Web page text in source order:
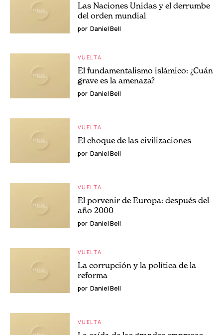
Las Naciones Unidas y el derrumbe
del orden mundial
por Daniel Bell
VUELTA
El fundamentalismo islámico: ¿Cuán
grave es la amenaza?
por Daniel Bell
VUELTA
El choque de las civilizaciones
por Daniel Bell
VUELTA
El porvenir de Europa: después del
año 2000
por Daniel Bell
VUELTA
La corrupción y la política de la
reforma
por Daniel Bell
VUELTA